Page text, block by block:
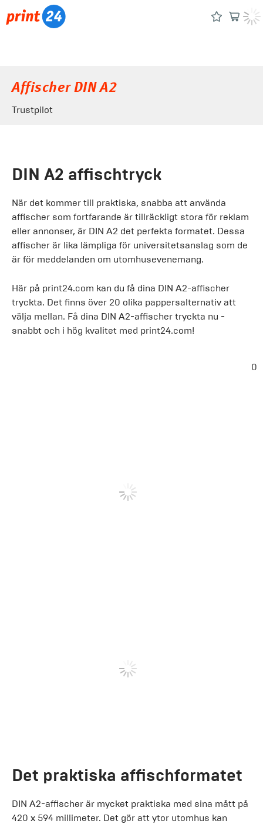
Affischer DIN A2
Trustpilot
DIN A2 affischtryck
När det kommer till praktiska, snabba att använda
affischer som fortfarande är tillräckligt stora för reklam
eller annonser, är DIN A2 det perfekta formatet. Dessa
affischer är lika lämpliga för universitetsanslag som de
är för meddelanden om utomhusevenemang.
Här på print24.com kan du få dina DIN A2-affischer
tryckta. Det finns över 20 olika pappersalternativ att
välja mellan. Få dina DIN A2-affischer tryckta nu -
snabbt och i hög kvalitet med print24.com!
0
Det praktiska affischformatet
DIN A2-affischer är mycket praktiska med sina mått på
420 x 594 millimeter. Det gör att ytor utomhus kan